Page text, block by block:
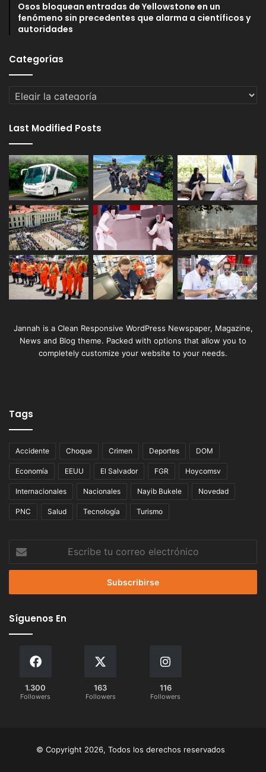
Osos bloquean entradas de Yellowstone en un
fenómeno sin precedentes que alarma a científicos y
autoridades
Categorías
Categorías
Last Modified Posts
Jannah is a Clean Responsive WordPress Newspaper, Magazine,
News and Blog theme. Packed with options that allow you to
completely customize your website to your needs.
Tags
Accidente Choque Crimen Deportes DOM
Economía EEUU El Salvador FGR Hoycomsv
Internacionales Nacionales Nayib Bukele Novedad
PNC Salud Tecnología Turismo
correo
Síguenos En
1.300
Followers
163
Followers
116
Followers
© Copyright 2026, Todos los derechos reservados